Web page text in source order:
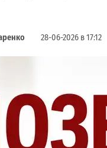
28-06-2026 в 17:12